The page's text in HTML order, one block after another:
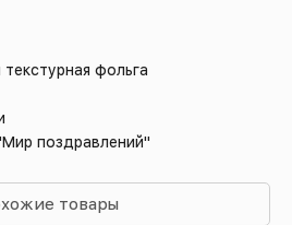
фольга
поздравлений"
товары